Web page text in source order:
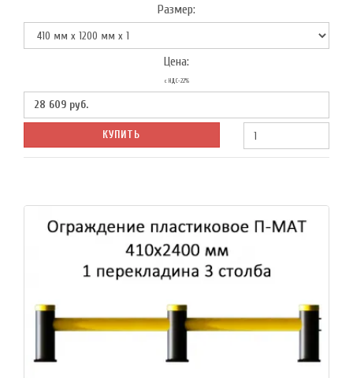
Размер:
Цена:
с НДС-22%
28 609 руб.
КУПИТЬ